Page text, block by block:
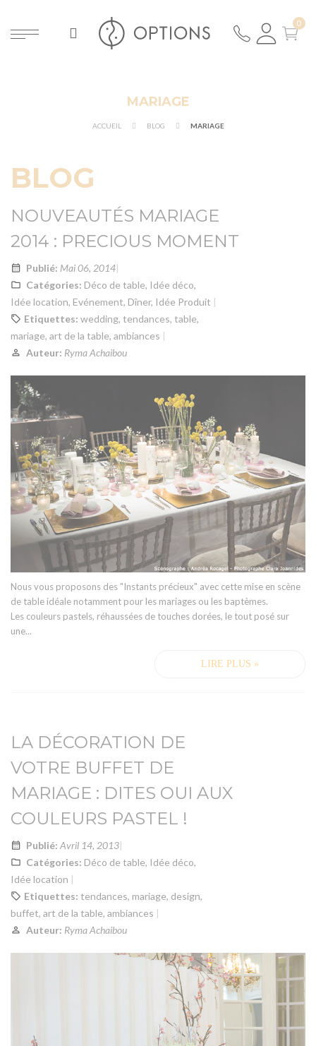
MARIAGE
ACCUEIL BLOG MARIAGE
BLOG
NOUVEAUTÉS MARIAGE
2014 : PRECIOUS MOMENT
Publié: Mai 06, 2014
Catégories: Déco de table, Idée déco,
Idée location, Evénement, Dîner, Idée Produit
Etiquettes: wedding, tendances, table,
mariage, art de la table, ambiances
Auteur: Ryma Achaibou
Nous vous proposons des "Instants précieux" avec cette mise en scène
de table idéale notamment pour les mariages ou les baptèmes.
Les couleurs pastels, réhaussées de touches dorées, le tout posé sur
une...
LIRE PLUS »
LA DÉCORATION DE
VOTRE BUFFET DE
MARIAGE : DITES OUI AUX
COULEURS PASTEL !
Publié: Avril 14, 2013
Catégories: Déco de table, Idée déco,
Idée location
Etiquettes: tendances, mariage, design,
buffet, art de la table, ambiances
Auteur: Ryma Achaibou